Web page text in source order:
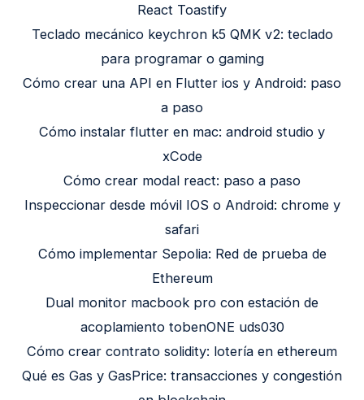
React Toastify
Teclado mecánico keychron k5 QMK v2: teclado
para programar o gaming
Cómo crear una API en Flutter ios y Android: paso
a paso
Cómo instalar flutter en mac: android studio y
xCode
Cómo crear modal react: paso a paso
Inspeccionar desde móvil IOS o Android: chrome y
safari
Cómo implementar Sepolia: Red de prueba de
Ethereum
Dual monitor macbook pro con estación de
acoplamiento tobenONE uds030
Cómo crear contrato solidity: lotería en ethereum
Qué es Gas y GasPrice: transacciones y congestión